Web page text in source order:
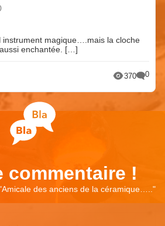
instrument magique….mais la cloche
enchantée. […]
370 0
commentaire !
Amicale des anciens de la céramique….. "